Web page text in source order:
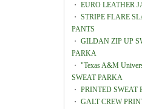
・ EURO LEATHER
・ STRIPE FLARE
PANTS
・ GILDAN ZIP UP
PARKA
・ "Texas A&M
SWEAT PARKA
・ PRINTED SWEAT
・ GALT CREW